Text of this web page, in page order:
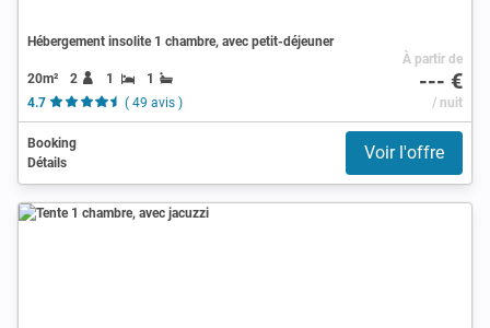
Hébergement insolite 1 chambre, avec petit-déjeuner
20m² 2 1
1
4.7
( 49 avis )
À partir de
--- €
/ nuit
Booking
Détails
Voir l'offre